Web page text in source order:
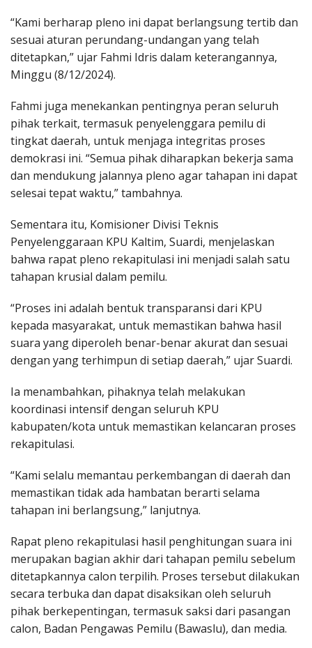
“Kami berharap pleno ini dapat berlangsung tertib dan
sesuai aturan perundang-undangan yang telah
ditetapkan,” ujar Fahmi Idris dalam keterangannya,
Minggu (8/12/2024).
Fahmi juga menekankan pentingnya peran seluruh
pihak terkait, termasuk penyelenggara pemilu di
tingkat daerah, untuk menjaga integritas proses
demokrasi ini. “Semua pihak diharapkan bekerja sama
dan mendukung jalannya pleno agar tahapan ini dapat
selesai tepat waktu,” tambahnya.
Sementara itu, Komisioner Divisi Teknis
Penyelenggaraan KPU Kaltim, Suardi, menjelaskan
bahwa rapat pleno rekapitulasi ini menjadi salah satu
tahapan krusial dalam pemilu.
“Proses ini adalah bentuk transparansi dari KPU
kepada masyarakat, untuk memastikan bahwa hasil
suara yang diperoleh benar-benar akurat dan sesuai
dengan yang terhimpun di setiap daerah,” ujar Suardi.
Ia menambahkan, pihaknya telah melakukan
koordinasi intensif dengan seluruh KPU
kabupaten/kota untuk memastikan kelancaran proses
rekapitulasi.
“Kami selalu memantau perkembangan di daerah dan
memastikan tidak ada hambatan berarti selama
tahapan ini berlangsung,” lanjutnya.
Rapat pleno rekapitulasi hasil penghitungan suara ini
merupakan bagian akhir dari tahapan pemilu sebelum
ditetapkannya calon terpilih. Proses tersebut dilakukan
secara terbuka dan dapat disaksikan oleh seluruh
pihak berkepentingan, termasuk saksi dari pasangan
calon, Badan Pengawas Pemilu (Bawaslu), dan media.